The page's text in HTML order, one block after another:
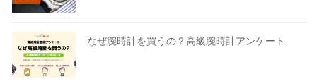
なぜ腕時計を買うの？高級腕時計アンケート